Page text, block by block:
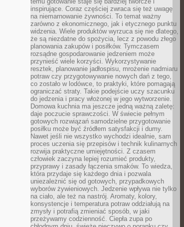
inspirujące. Coraz częściej zwraca się też uwagę
na niemarnowanie żywności. To temat ważny
zarówno z ekonomicznego, jak i etycznego punktu
widzenia. Wiele produktów wyrzuca się nie dlatego,
że są niezdatne do spożycia, lecz z powodu złego
planowania zakupów i posiłków. Tymczasem
rozsądne gospodarowanie jedzeniem może
przynieść wiele korzyści. Wykorzystywanie
resztek, planowanie jadłospisu, mrożenie nadmiaru
potraw czy przygotowywanie nowych dań z tego,
co zostało w lodówce, to praktyki, które pomagają
ograniczać straty. Takie podejście uczy szacunku
do jedzenia i pracy włożonej w jego wytworzenie.
Domowa kuchnia ma jeszcze jedną ważną zaletę:
daje poczucie sprawczości. W świecie pełnym
gotowych rozwiązań samodzielne przygotowanie
posiłku może być źródłem satysfakcji i dumy.
Nawet jeśli nie wszystko wychodzi idealnie, sam
proces uczenia się przepisów i technik kulinarnych
rozwija praktyczne umiejętności. Z czasem
człowiek zaczyna lepiej rozumieć produkty,
przyprawy i zasady łączenia smaków. To wiedza,
która przydaje się każdego dnia i pozwala
uniezależnić się od gotowych, przypadkowych
wyborów żywieniowych. Jedzenie wpływa nie tylko
na ciało, ale też na nastrój. Aromaty, kolory,
konsystencje i temperatura potraw oddziałują na
zmysły i potrafią zmieniać sposób, w jaki
przeżywamy codzienność. Ciepła zupa po